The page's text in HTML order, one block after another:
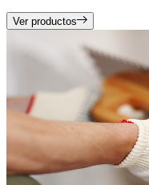
Ver productos